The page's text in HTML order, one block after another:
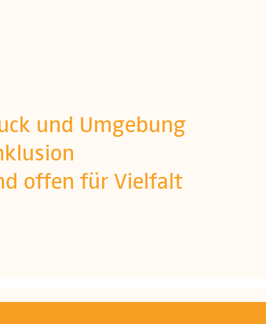
und Umgebung
offen für Vielfalt